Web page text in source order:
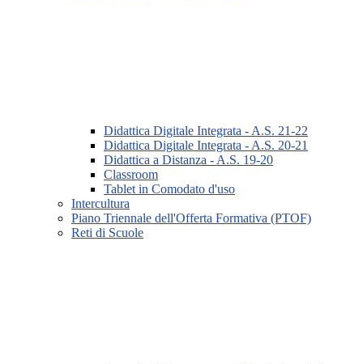
Didattica Digitale Integrata - A.S. 21-22
Didattica Digitale Integrata - A.S. 20-21
Didattica a Distanza - A.S. 19-20
Classroom
Tablet in Comodato d'uso
Intercultura
Piano Triennale dell'Offerta Formativa (PTOF)
Reti di Scuole